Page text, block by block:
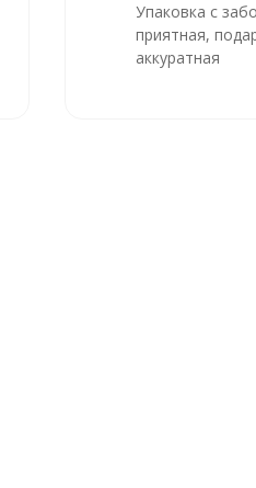
Упаковка с
приятная,
аккуратная